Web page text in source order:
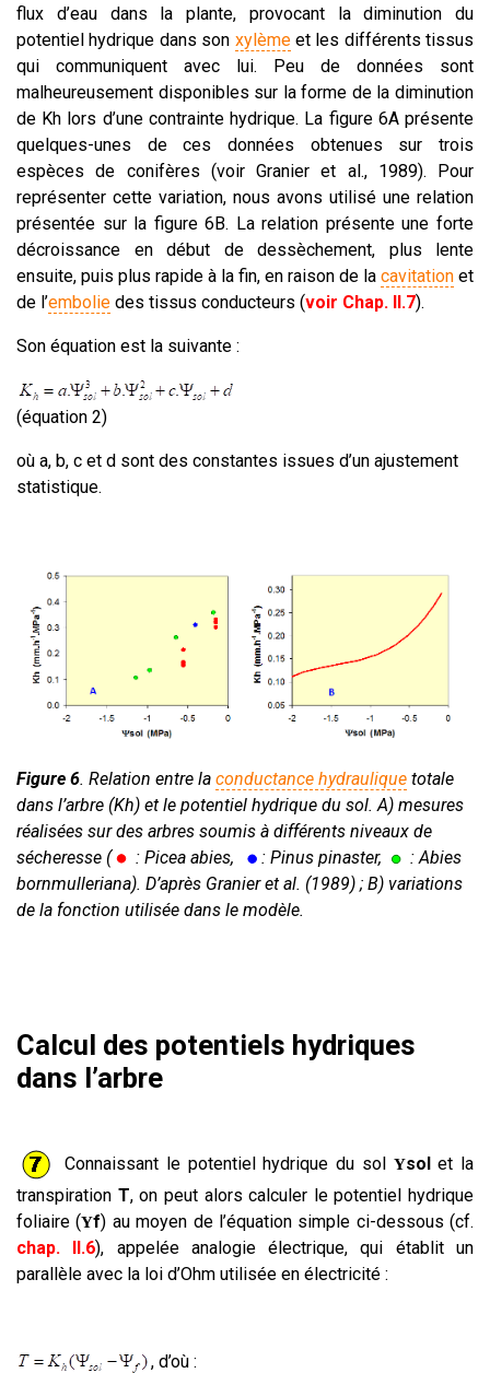
flux d’eau dans la plante, provocant la diminution du
potentiel hydrique dans son xylèmeet les différents tissus
qui communiquent avec lui. Peu de données sont
malheureusement disponibles sur la forme de la diminution
de Kh lors d’une contrainte hydrique. La figure 6A présente
quelques-unes de ces données obtenues sur trois
espèces de conifères (voir Granier et al., 1989). Pour
représenter cette variation, nous avons utilisé une relation
présentée sur la figure 6B. La relation présente une forte
décroissance en début de dessèchement, plus lente
ensuite, puis plus rapide à la fin, en raison de la cavitation et
de l’embolie des tissus conducteurs (voir Chap. II.7).
Son équation est la suivante :
(équation 2)
où a, b, c et d sont des constantes issues d’un ajustement
statistique.
Figure 6. Relation entre la conductance hydraulique totale
dans l’arbre (Kh) et le potentiel hydrique du sol. A) mesures
réalisées sur des arbres soumis à différents niveaux de
sécheresse (
: Picea abies, : Pinus pinaster,
: Abies
bornmulleriana). D’après Granier et al. (1989) ; B) variations
de la fonction utilisée dans le modèle.
Calcul des potentiels hydriques
dans l’arbre
Connaissant le potentiel hydrique du sol Ysolet la
transpiration T, on peut alors calculer le potentiel hydrique
foliaire (Yf) au moyen de l’équation simple ci-dessous (cf.
chap. II.6), appelée analogie électrique, qui établit un
parallèle avec la loi d’Ohm utilisée en électricité :
, d’où :